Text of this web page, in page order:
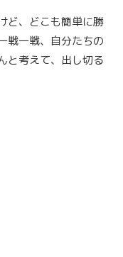
ど、どこも簡単に勝
戦一戦、自分たちの
と考えて、出し切る